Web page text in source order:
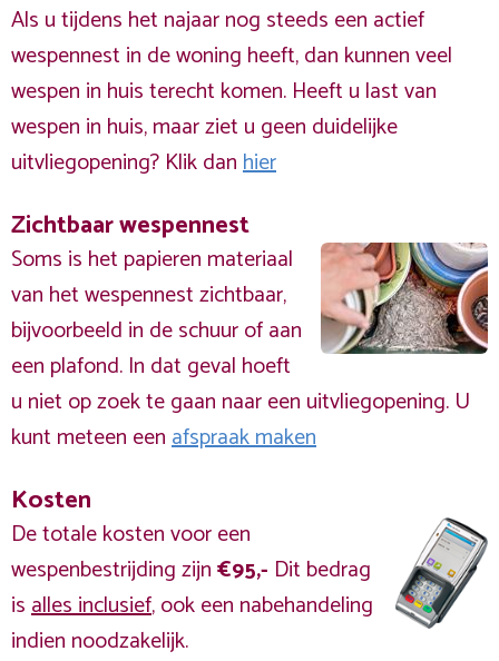
Als u tijdens het najaar nog steeds een actief
wespennest in de woning heeft, dan kunnen veel
wespen in huis terecht komen. Heeft u last van
wespen in huis, maar ziet u geen duidelijke
uitvliegopening? Klik danhier
Zichtbaar wespennest
Soms is het papieren materiaal
van het wespennest zichtbaar,
bijvoorbeeld in de schuur of aan
een plafond. In dat geval hoeft
u niet op zoek te gaan naar een uitvliegopening. U
kunt meteen eenafspraak maken
Kosten
De totale kosten voor een
wespenbestrijding zijn€95,- Dit bedrag
isalles inclusief, ook een nabehandeling
indien noodzakelijk.